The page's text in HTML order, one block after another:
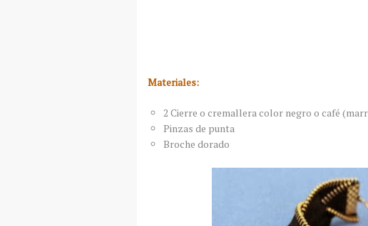
Materiales:
2 Cierre o cremallera color negro o café
Pinzas de punta
Broche dorado